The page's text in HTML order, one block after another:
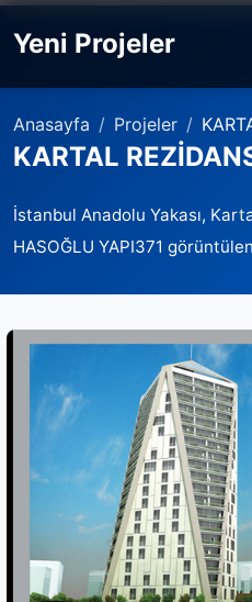
Yeni Projeler
Anasayfa Projeler
KARTAL
İstanbul Anadolu Yakası,
HASOĞLU YAPI371